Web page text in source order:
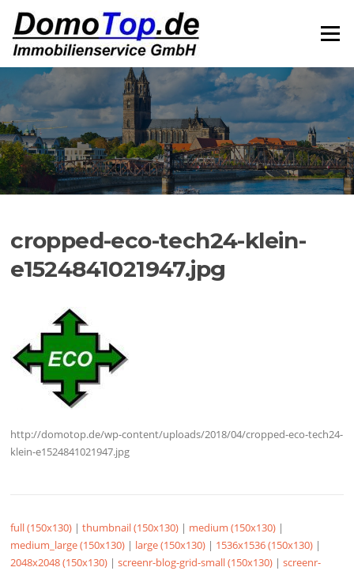
Inhalt
springen
Menü
cropped-eco-tech24-klein-
e1524841021947.jpg
http://domotop.de/wp-content/uploads/2018/04/cropped-eco-tech24-
klein-e1524841021947.jpg
full (150x130) |thumbnail (150x130) | medium (150x130) |
medium_large (150x130) | large (150x130) | 1536x1536 (150x130) |
2048x2048 (150x130) |screenr-blog-grid-small (150x130) |screenr-